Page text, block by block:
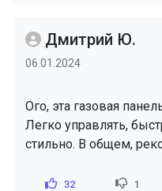
Дмитрий Ю.
06.01.2024
Ого, эта газовая
Легко управлять,
стильно. В общем,
32 1